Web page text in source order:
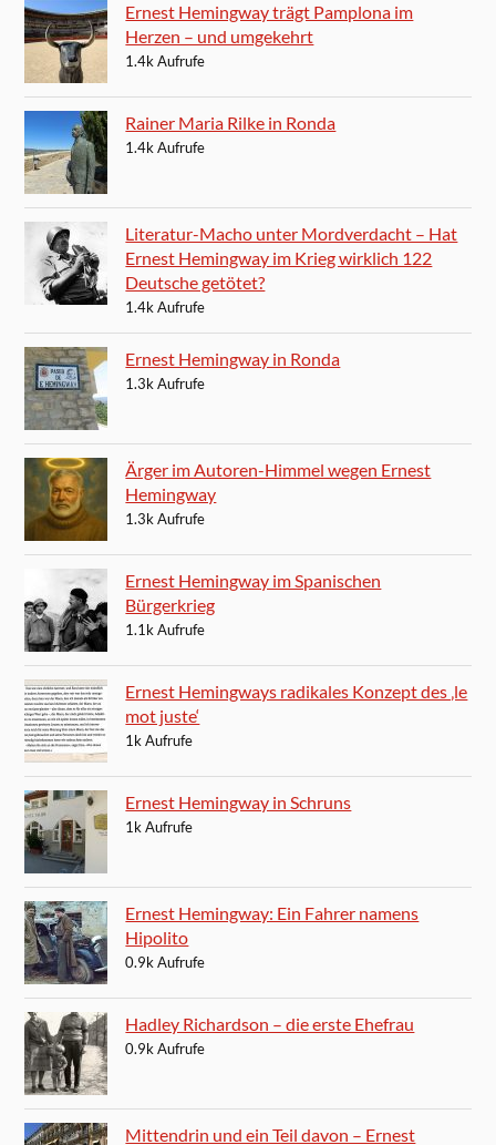
Ernest Hemingway trägt Pamplona im
Herzen – und umgekehrt
1.4k Aufrufe
Rainer Maria Rilke in Ronda
1.4k Aufrufe
Literatur-Macho unter Mordverdacht – Hat
Ernest Hemingway im Krieg wirklich 122
Deutsche getötet?
1.4k Aufrufe
Ernest Hemingway in Ronda
1.3k Aufrufe
Ärger im Autoren-Himmel wegen Ernest
Hemingway
1.3k Aufrufe
Ernest Hemingway im Spanischen
Bürgerkrieg
1.1k Aufrufe
Ernest Hemingways radikales Konzept des ‚le
mot juste‘
1k Aufrufe
Ernest Hemingway in Schruns
1k Aufrufe
Ernest Hemingway: Ein Fahrer namens
Hipolito
0.9k Aufrufe
Hadley Richardson – die erste Ehefrau
0.9k Aufrufe
Mittendrin und ein Teil davon – Ernest